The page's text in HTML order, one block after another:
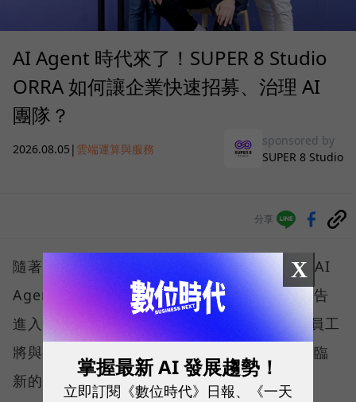
AI Agent 時代來了！SUPER 8 Studio
ORRA 如何讓企業快速招募、治理 AI
團隊？
2026.08.05 | 雲端運算與服務
sponsored by
SUPER 8 Studio
分享
隨著微軟、Google、AWS 等巨頭紛紛喊出「AI
Agent將接管工作流程」，企業營運已正式宣告
進入 AI 代理人時代。在可預見的未來，真人員工
將與大量 AI Agent 協同工作，而企業也將面臨
新的挑戰—如何規模化部署與管理這些 AI
X
掌握最新 AI 發展趨勢！
立即訂閱《數位時代》日報、《一天